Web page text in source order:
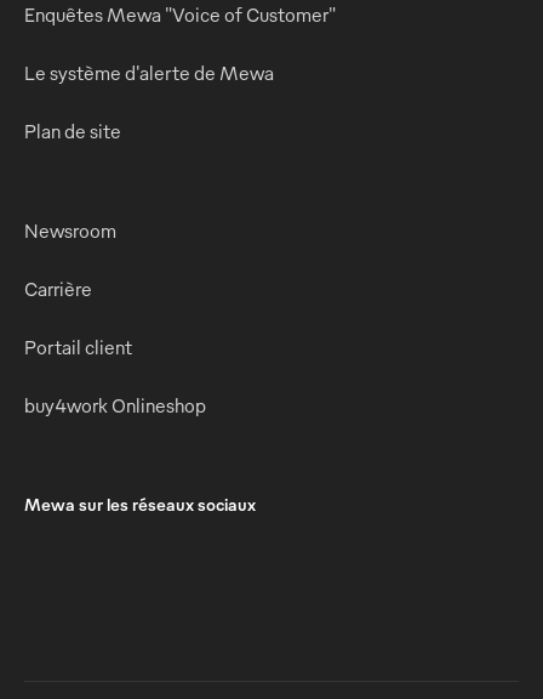
Enquêtes Mewa "Voice of Customer"
Le système d'alerte de Mewa
Plan de site
Newsroom
Carrière
Portail client
buy4work Onlineshop
Mewa sur les réseaux sociaux